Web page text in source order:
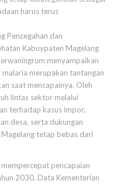
harus terus
Pencegahan dan
Kabuypaten Magelang
menyampaikan
merupakan tantangan
saat mencapainya. Oleh
lintas sektor melalui
terhadap kasus impor,
desa, serta dukungan
tetap bebas dari
pencapaian
2030. Data Kementerian